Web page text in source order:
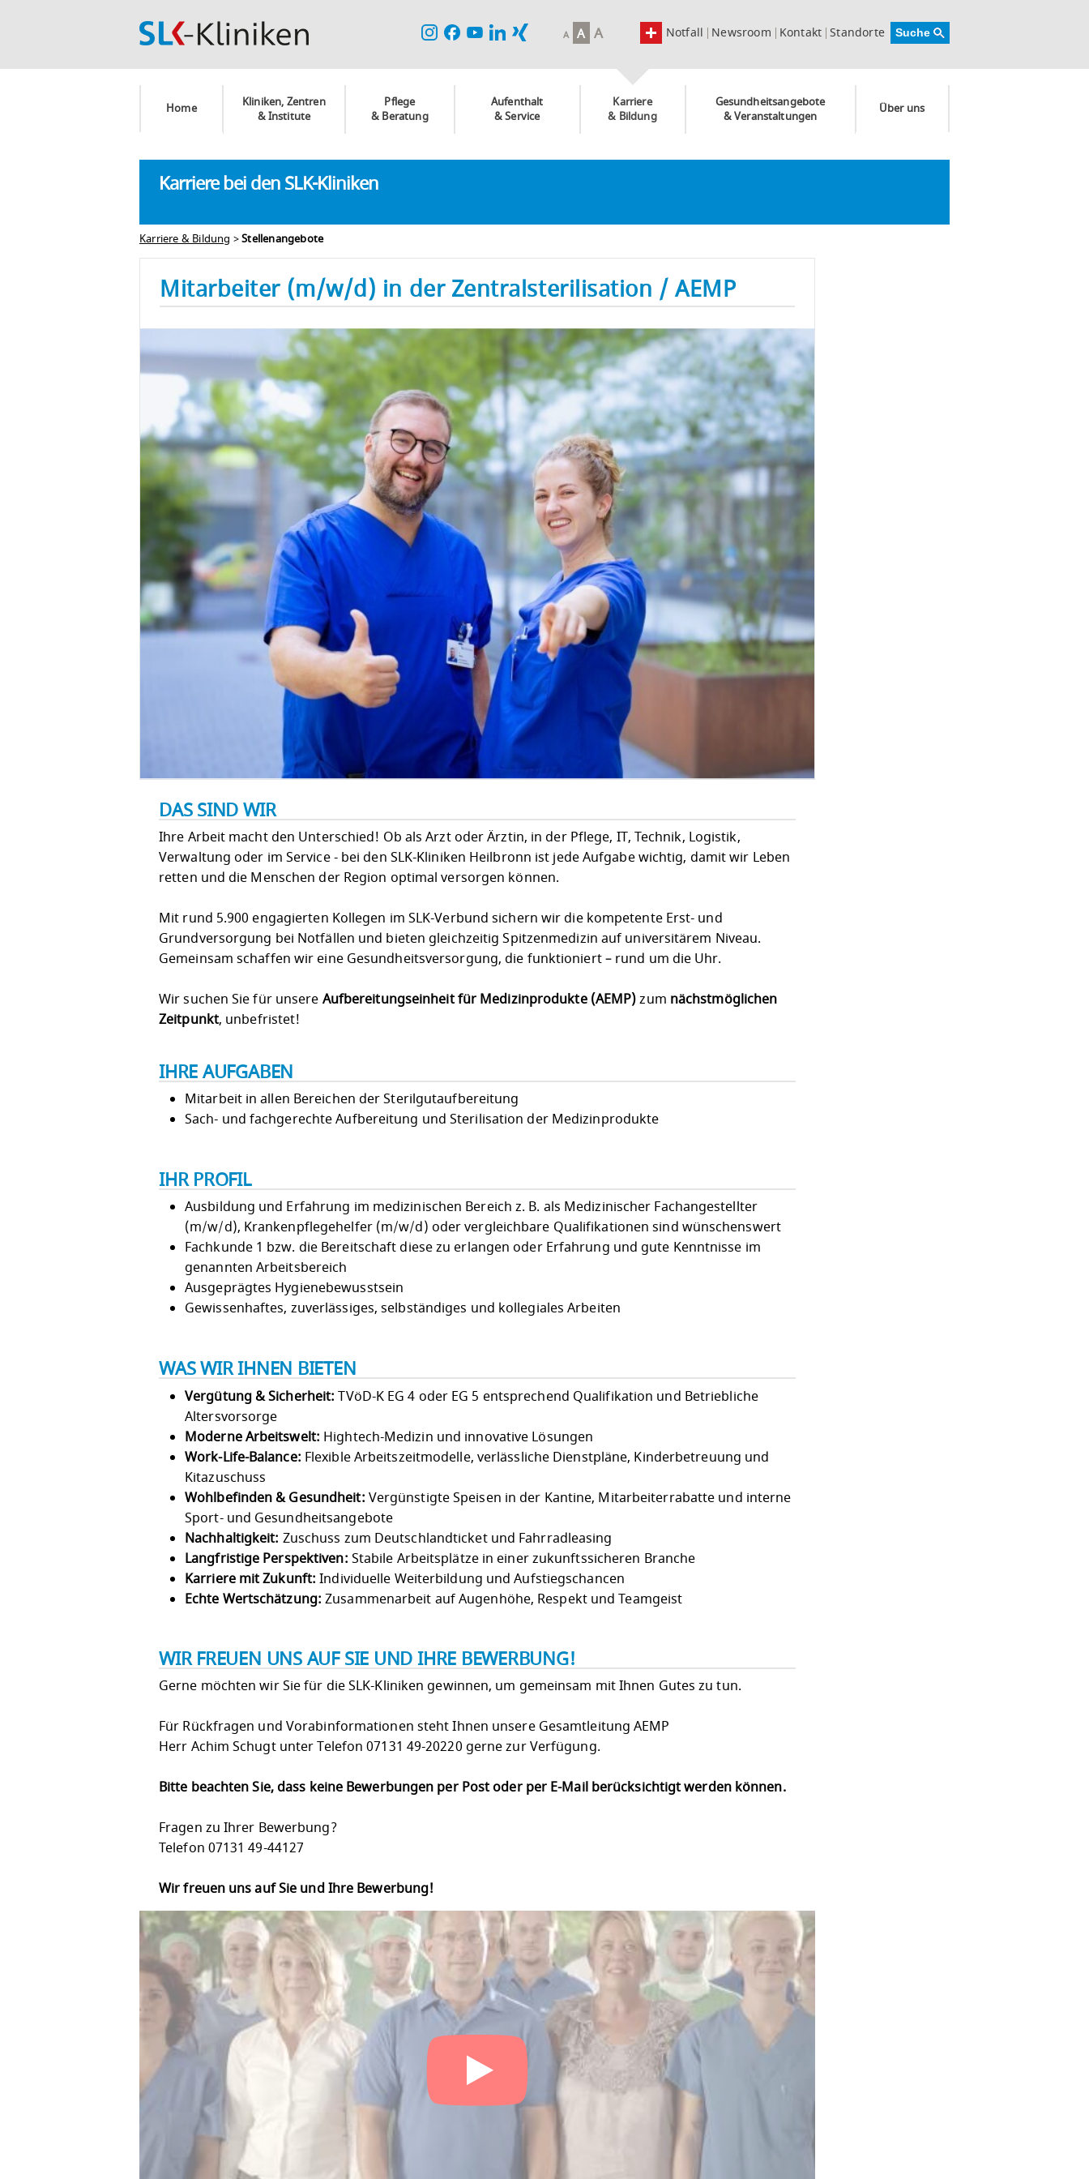
Newsroom Kontakt Standorte
Notfall
A A A
Home
Kliniken, Zentren
& Institute
Pflege
& Beratung
Aufenthalt
& Service
Karriere
& Bildung
Gesundheitsangebote
& Veranstaltungen
Über uns
Karriere bei den SLK-Kliniken
Karriere & Bildung >Stellenangebote
Mitarbeiter (m/w/d) in der Zentralsterilisation / AEMP
DAS SIND WIR
Ihre Arbeit macht den Unterschied! Ob als Arzt oder Ärztin, in der Pflege, IT, Technik, Logistik,
Verwaltung oder im Service - bei den SLK-Kliniken Heilbronn ist jede Aufgabe wichtig, damit wir Leben
retten und die Menschen der Region optimal versorgen können.
Mit rund 5.900 engagierten Kollegen im SLK-Verbund sichern wir die kompetente Erst- und
Grundversorgung bei Notfällen und bieten gleichzeitig Spitzenmedizin auf universitärem Niveau.
Gemeinsam schaffen wir eine Gesundheitsversorgung, die funktioniert – rund um die Uhr.
Wir suchen Sie für unsere Aufbereitungseinheit für Medizinprodukte (AEMP)zum nächstmöglichen
Zeitpunkt, unbefristet!
IHRE AUFGABEN
Mitarbeit in allen Bereichen der Sterilgutaufbereitung
Sach- und fachgerechte Aufbereitung und Sterilisation der Medizinprodukte
IHR PROFIL
Ausbildung und Erfahrung im medizinischen Bereich z. B. als Medizinischer Fachangestellter
(m/w/d), Krankenpflegehelfer (m/w/d) oder vergleichbare Qualifikationen sind wünschenswert
Fachkunde 1 bzw. die Bereitschaft diese zu erlangen oder Erfahrung und gute Kenntnisse im
genannten Arbeitsbereich
Ausgeprägtes Hygienebewusstsein
Gewissenhaftes, zuverlässiges, selbständiges und kollegiales Arbeiten
WAS WIR IHNEN BIETEN
Vergütung & Sicherheit: TVöD-K EG 4 oder EG 5 entsprechend Qualifikation und Betriebliche
Altersvorsorge
Moderne Arbeitswelt: Hightech-Medizin und innovative Lösungen
Work-Life-Balance: Flexible Arbeitszeitmodelle, verlässliche Dienstpläne, Kinderbetreuung und
Kitazuschuss
Wohlbefinden & Gesundheit: Vergünstigte Speisen in der Kantine, Mitarbeiterrabatte und interne
Sport- und Gesundheitsangebote
Nachhaltigkeit: Zuschuss zum Deutschlandticket und Fahrradleasing
Langfristige Perspektiven: Stabile Arbeitsplätze in einer zukunftssicheren Branche
Karriere mit Zukunft: Individuelle Weiterbildung und Aufstiegschancen
Echte Wertschätzung: Zusammenarbeit auf Augenhöhe, Respekt und Teamgeist
WIR FREUEN UNS AUF SIE UND IHRE BEWERBUNG!
Gerne möchten wir Sie für die SLK-Kliniken gewinnen, um gemeinsam mit Ihnen Gutes zu tun.
Für Rückfragen und Vorabinformationen steht Ihnen unsere Gesamtleitung AEMP
Herr Achim Schugt unter Telefon 07131 49-20220 gerne zur Verfügung.
Bitte beachten Sie, dass keine Bewerbungen per Post oder per E-Mail berücksichtigt werden können.
Fragen zu Ihrer Bewerbung?
Telefon 07131 49-44127
Wir freuen uns auf Sie und Ihre Bewerbung!